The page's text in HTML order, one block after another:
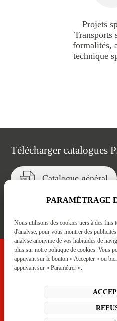
Projets
Transports
formalités,
technique
Télécharger catalogues
Catalogue général
C/ Badostáin, 1
+34 948 332 233
PARAMÉTRAGE
Nous utilisons des cookies tiers à des fins
d'analyse, pour vous montrer des
analyse anonyme de vos habitudes de
plus sur notre politique de cookies. Vous
appuyant sur le bouton « Accepter » ou
appuyant sur « Paramétrer ».